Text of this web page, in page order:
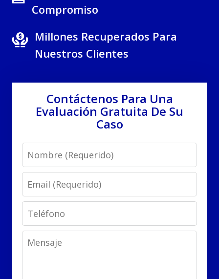
Compromiso
Millones Recuperados Para
Nuestros Clientes
Contáctenos Para Una
Evaluación Gratuita De Su
Caso
Name
Email
Phone
Message